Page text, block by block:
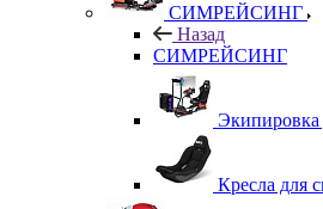
СИМРЕЙСИНГ
Назад
СИМРЕЙСИНГ
Экипировка
Кресла для